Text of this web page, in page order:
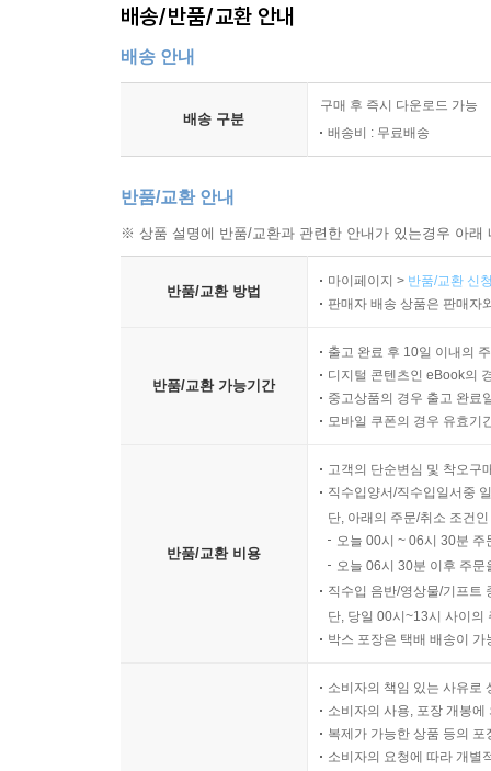
배송/반품/교환 안내
배송 안내
배송 구분
구매 후 즉시 다운로드 가능
배송비 : 무료배송
반품/교환 안내
※ 상품 설명에 반품/교환과 관련한 안내가 있는경우 아
반품/교환 방법
마이페이지 > 반품/교환 신
판매자 배송 상품은 판매자
반품/교환 가능기간
출고 완료 후 10일 이내의
디지털 콘텐츠인 eBook의
중고상품의 경우 출고 완료
모바일 쿠폰의 경우 유효기
반품/교환 비용
고객의 단순변심 및 착오구
직수입양서/직수입일서중
단, 아래의 주문/취소 조건
오늘 00시 ~ 06시 30분
오늘 06시 30분 이후 주
직수입 음반/영상물/기프트
단, 당일 00시~13시 사이의
박스 포장은 택배 배송이
소비자의 책임 있는 사유로
소비자의 사용, 포장 개봉
복제가 가능한 상품 등의
소비자의 요청에 따라 개별